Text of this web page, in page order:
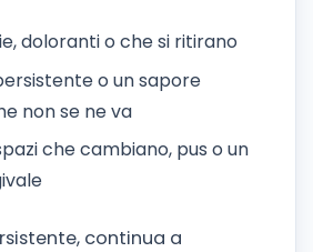
doloranti o che si ritirano
o un sapore
non se ne va
che cambiano, pus o un
continua a